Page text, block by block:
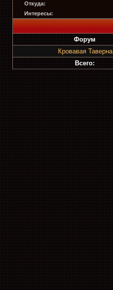
Откуда:
Интересы:
Форум
Кровавая Таверна
Всего: